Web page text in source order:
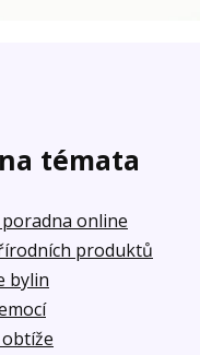
témata
online
produktů
bylin